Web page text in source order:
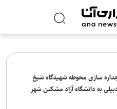
سازی محوطه شهیدگاه شیخ
به دانشگاه آزاد مشکین شهر